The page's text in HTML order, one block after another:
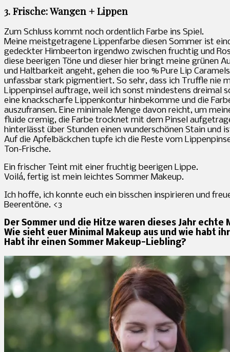
3. Frische: Wangen + Lippen
Zum Schluss kommt noch ordentlich Farbe ins Spiel.
Meine meistgetragene Lippenfarbe diesen Sommer ist
gedeckter Himbeerton irgendwo zwischen fruchtig und
diese beerigen Töne und dieser hier bringt meine grünen
und Haltbarkeit angeht, gehen die 100 % Pure Lip
unfassbar stark pigmentiert. So sehr, dass ich Truffle
Lippenpinsel auftrage, weil ich sonst mindestens dreimal
eine knackscharfe Lippenkontur hinbekomme und die
auszufransen. Eine minimale Menge davon reicht, um
fluide cremig, die Farbe trocknet mit dem Pinsel
hinterlässt über Stunden einen wunderschönen Stain und
Auf die Apfelbäckchen tupfe ich die Reste vom
Ton-Frische.
Ein frischer Teint mit einer fruchtig beerigen Lippe.
Voilá, fertig ist mein leichtes Sommer Makeup.
Ich hoffe, ich konnte euch ein bisschen inspirieren und
Beerentöne. <3
Der Sommer und die Hitze waren dieses Jahr
Wie sieht euer Minimal Makeup aus und wie habt
Habt ihr einen Sommer Makeup-Liebling?